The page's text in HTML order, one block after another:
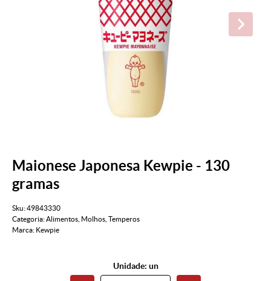
Maionese Japonesa Kewpie - 130
gramas
Sku:49843330
Categoria:Alimentos Molhos Temperos
Marca: Kewpie
Unidade: un